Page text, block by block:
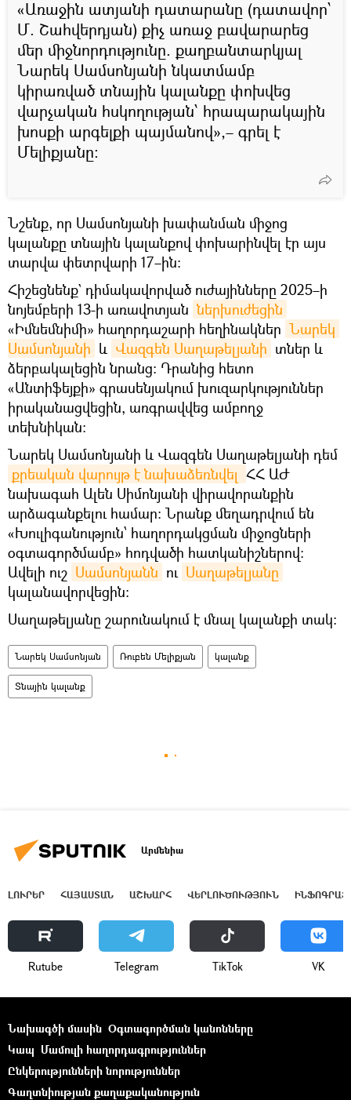
«Առաջին ատյանի դատարանը (դատավոր՝
Մ. Շահվերդյան) քիչ առաջ բավարարեց
մեր միջնորդությունը. քաղբանտարկյալ
Նարեկ Սամսոնյանի նկատմամբ
կիրառված տնային կալանքը փոխվեց
վարչական հսկողության՝ հրապարակային
խոսքի արգելքի պայմանով»,– գրել է
Մելիքյանը։
Նշենք, որ Սամսոնյանի խափանման միջոց
կալանքը տնային կալանքով փոխարինվել էր այս
տարվա փետրվարի 17–ին:
Հիշեցնենք` դիմակավորված ուժայինները 2025–ի
նոյեմբերի 13-ի առավոտյան ներխուժեցին
«Իմնեմնիմի» հաղորդաշարի հեղինակներ Նարեկ
Սամսոնյանի և Վազգեն Սաղաթելյանի տներ և
ձերբակալեցին նրանց։ Դրանից հետո
«Անտիֆեյքի» գրասենյակում խուզարկություններ
իրականացվեցին, առգրավվեց ամբողջ
տեխնիկան։
Նարեկ Սամսոնյանի և Վազգեն Սաղաթելյանի դեմ
քրեական վարույթ է նախաձեռնվել ՀՀ ԱԺ
նախագահ Ալեն Սիմոնյանի վիրավորանքին
արձագանքելու համար։ Նրանք մեղադրվում են
«Խուլիգանություն՝ հաղորդակցման միջոցների
օգտագործմամբ» հոդվածի հատկանիշներով։
Ավելի ուշ Սամսոնյանն ու Սաղաթելյանը
կալանավորվեցին։
Սաղաթելյանը շարունակում է մնալ կալանքի տակ։
Նարեկ Սամսոնյան Ռուբեն Մելիքյան կալանք
Տնային կալանք
Արմենիա
ԼՈՒՐԵՐ ՀԱՅԱՍՏԱՆ ԱՇԽԱՐՀ ՎԵՐԼՈՒԾՈՒԹՅՈՒՆ
Rutube Telegram ТikТоk VK
Նախագծի մասին Օգտագործման կանոնները
Կապ Մամուլի հաղորդագրություններ
Ընկերությունների նորություններ
Գաղտնիության քաղաքականություն